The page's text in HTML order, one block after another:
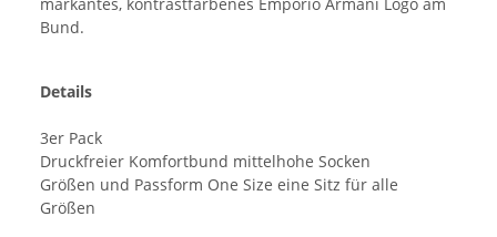
Bund.
Details
3er Pack
Druckfreier Komfortbund mittelhohe Socken
Größen und Passform One Size eine Sitz für alle
Größen